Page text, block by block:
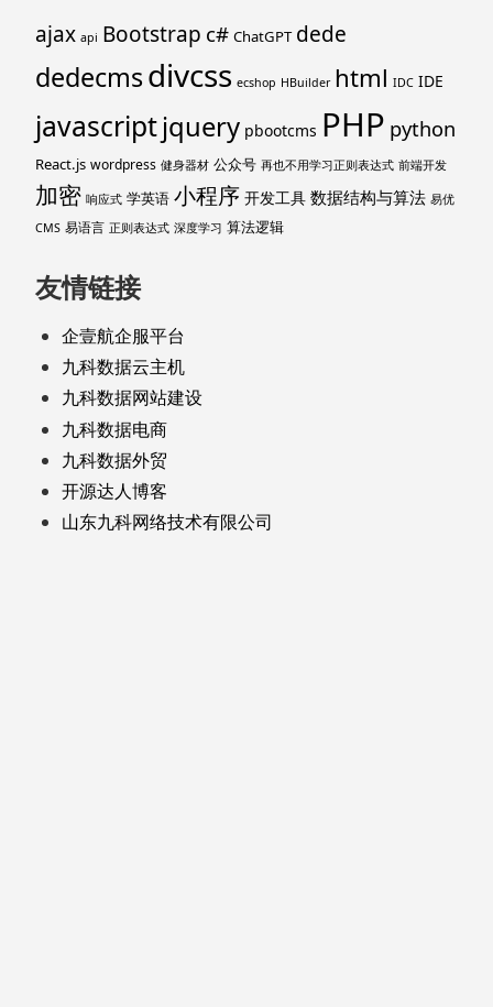
ajax api Bootstrap c# ChatGPT dede
dedecmsdivcss ecshop HBuilder html IDC IDE
javascriptjquery pbootcms PHP python
React.js wordpress 健身器材 公众号 再也不用学习正则表达式 前端开发
加密 响应式 学英语 小程序 开发工具 数据结构与算法 易优
CMS 易语言 正则表达式 深度学习 算法逻辑
友情链接
企壹航企服平台
九科数据云主机
九科数据网站建设
九科数据电商
九科数据外贸
开源达人博客
山东九科网络技术有限公司